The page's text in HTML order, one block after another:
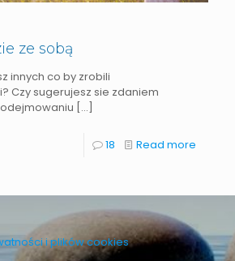
ze sobą
innych co by zrobili
Czy sugerujesz sie zdaniem
[…]
18 Read more
i plików cookies